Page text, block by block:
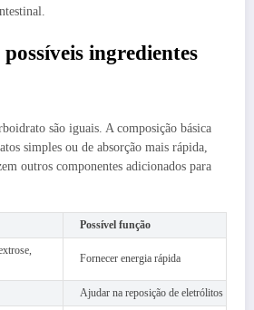
ingredientes
são iguais. A composição básica
simples ou de absorção mais rápida,
outros componentes adicionados para
Possível função
Fornecer energia rápida
Ajudar na reposição de eletrólitos